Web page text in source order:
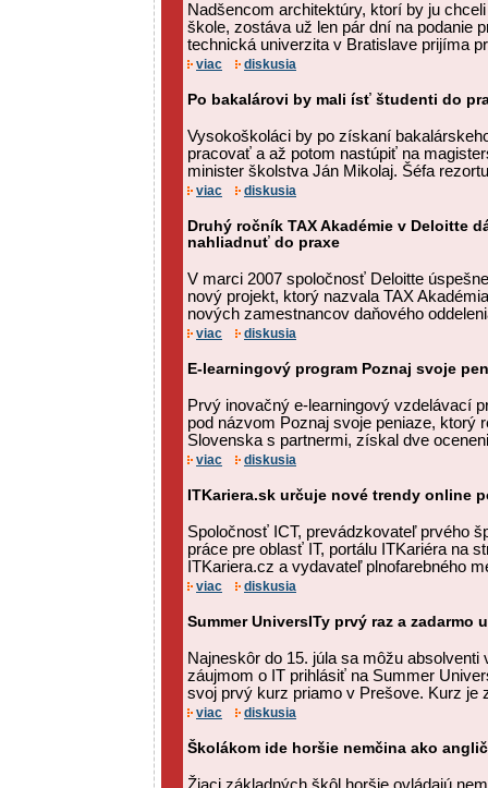
Nadšencom architektúry, ktorí by ju
škole, zostáva už len pár dní na podanie
technická univerzita v Bratislave prijíma
viac diskusia
Po bakalárovi by mali ísť študenti do
Vysokoškoláci by po získaní
pracovať a až potom nastúpiť na
minister školstva Ján Mikolaj. Šéfa
viac diskusia
Druhý ročník TAX Akadémie v Deloitte
nahliadnuť do praxe
V marci 2007 spoločnosť Deloitte
nový projekt, ktorý nazvala TAX
nových zamestnancov daňového
viac diskusia
E-learningový program Poznaj svoje
Prvý inovačný e-learningový vzdelávací
pod názvom Poznaj svoje peniaze, ktorý
Slovenska s partnermi, získal dve
viac diskusia
ITKariera.sk určuje nové trendy online
Spoločnosť ICT, prevádzkovateľ prvého
práce pre oblasť IT, portálu ITKariéra na
ITKariera.cz a vydavateľ plnofarebného
viac diskusia
Summer UniversITy prvý raz a zadarmo
Najneskôr do 15. júla sa môžu
záujmom o IT prihlásiť na Summer
svoj prvý kurz priamo v Prešove. Kurz je
viac diskusia
Školákom ide horšie nemčina ako